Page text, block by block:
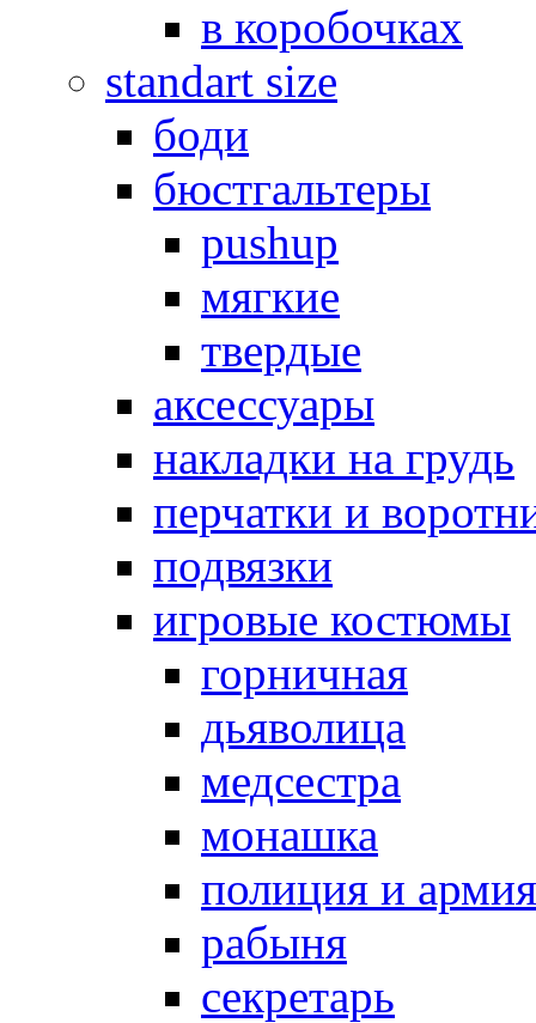
в коробочках
standart size
боди
бюстгальтеры
pushup
мягкие
твердые
аксессуары
накладки на грудь
перчатки и
подвязки
игровые костюмы
горничная
дьяволица
медсестра
монашка
полиция и армия
рабыня
секретарь